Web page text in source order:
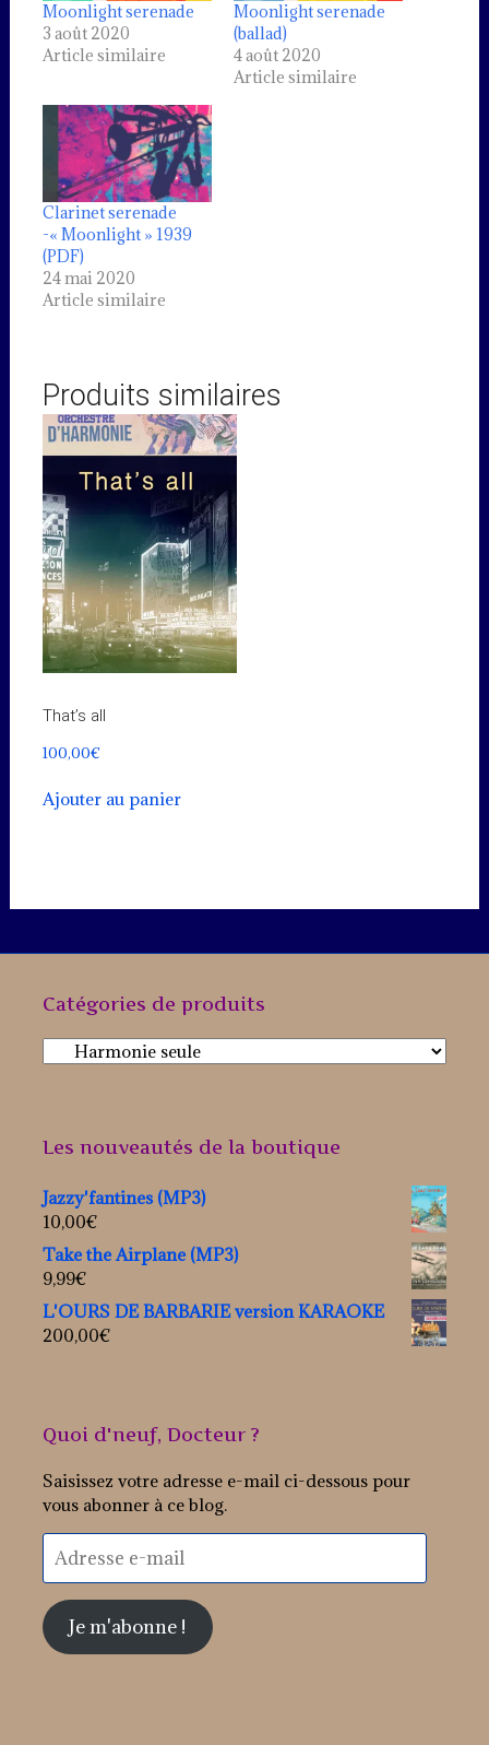
Moonlight serenade
3 août 2020
Article similaire
Moonlight serenade
(ballad)
4 août 2020
Article similaire
Clarinet serenade
-« Moonlight » 1939
(PDF)
24 mai 2020
Article similaire
Produits similaires
That’s all
100,00€
Ajouter au panier
Catégories de produits
Les nouveautés de la boutique
Jazzy'fantines (MP3)
10,00€
Take the Airplane (MP3)
9,99€
L'OURS DE BARBARIE version KARAOKE
200,00€
Quoi d'neuf, Docteur ?
Saisissez votre adresse e-mail ci-dessous pour
vous abonner à ce blog.
e-
Je m'abonne !